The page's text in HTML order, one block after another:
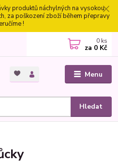
produktů náchylných na vysokou
za poškození zboží během přepravy
!
Menu
Hledat
0 ks
za 0 Kč